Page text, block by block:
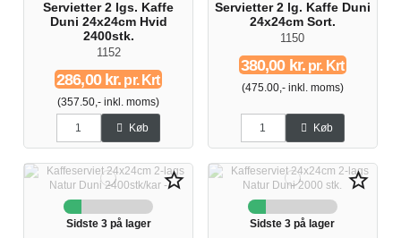
Servietter 2 lgs. Kaffe
Duni 24x24cm Hvid
2400stk.
1152
286,00 kr. pr. Krt
(357.50,- inkl. moms)
Køb
Servietter 2 lg. Kaffe Duni
24x24cm Sort.
1150
380,00 kr. pr. Krt
(475.00,- inkl. moms)
Køb
star_border
Sidste 3 på lager
star_border
Sidste 3 på lager